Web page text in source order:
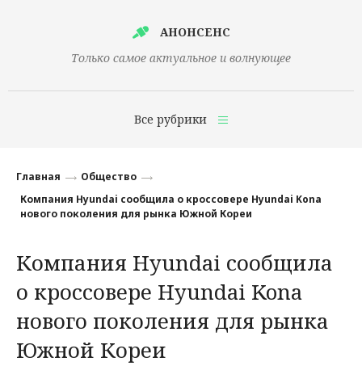
АНОНСЕНС
Только самое актуальное и волнующее
Все рубрики
Финансы
Наука
Культура
Общество
Политика
Главная
Общество
Компания Hyundai сообщила о кроссовере Hyundai Kona
нового поколения для рынка Южной Кореи
Компания Hyundai сообщила
о кроссовере Hyundai Kona
нового поколения для рынка
Южной Кореи